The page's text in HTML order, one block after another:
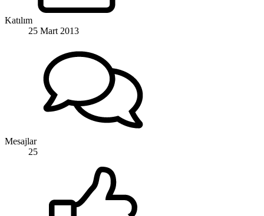
Katılım
25 Mart 2013
Mesajlar
25